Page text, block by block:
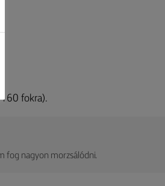
fokra).
fog nagyon morzsálódni.